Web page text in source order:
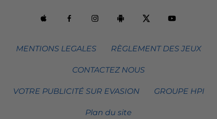
MENTIONS LEGALES RÈGLEMENT DES JEUX
CONTACTEZ NOUS
VOTRE PUBLICITÉ SUR EVASION GROUPE HPI
Plan du site